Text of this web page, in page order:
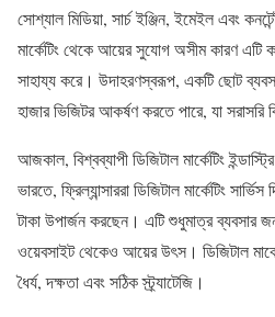
সোশ্যাল মিডিয়া, সার্চ ইঞ্জিন, ইমেইল এবং
মার্কেটিং থেকে আয়ের সুযোগ অসীম কারণ এটি
সাহায্য করে। উদাহরণস্বরূপ, একটি ছোট
হাজার ভিজিটর আকর্ষণ করতে পারে, যা সরাসরি
আজকাল, বিশ্বব্যাপী ডিজিটাল মার্কেটিং
ভারতে, ফ্রিল্যান্সাররা ডিজিটাল মার্কেটিং
টাকা উপার্জন করছেন। এটি শুধুমাত্র ব্যবসার
ওয়েবসাইট থেকেও আয়ের উৎস। ডিজিটাল
ধৈর্য, দক্ষতা এবং সঠিক স্ট্র্যাটেজি।